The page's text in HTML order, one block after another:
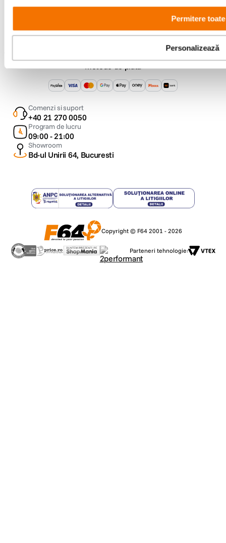
Permitere toate
Personalizează
Metode de plata
Comenzi si suport
+40 21 270 0050
Program de lucru
09:00 - 21:00
Showroom
Bd-ul Unirii 64, Bucuresti
Copyright © F64 2001 - 2026
Parteneri tehnologie: